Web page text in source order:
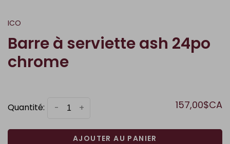
ICO
Barre à serviette ash 24po
chrome
Quantité: +
- 157,00$CA
AJOUTER AU PANIER